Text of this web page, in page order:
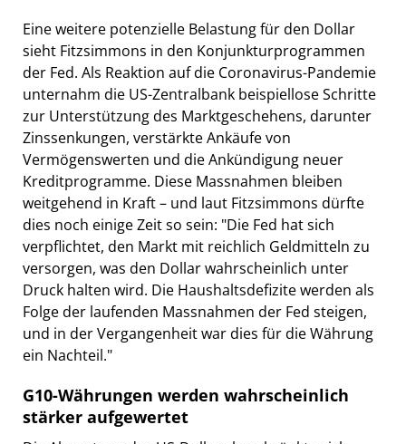
Eine weitere potenzielle Belastung für den Dollar
sieht Fitzsimmons in den Konjunkturprogrammen
der Fed. Als Reaktion auf die Coronavirus-Pandemie
unternahm die US-Zentralbank beispiellose Schritte
zur Unterstützung des Marktgeschehens, darunter
Zinssenkungen, verstärkte Ankäufe von
Vermögenswerten und die Ankündigung neuer
Kreditprogramme. Diese Massnahmen bleiben
weitgehend in Kraft – und laut Fitzsimmons dürfte
dies noch einige Zeit so sein: "Die Fed hat sich
verpflichtet, den Markt mit reichlich Geldmitteln zu
versorgen, was den Dollar wahrscheinlich unter
Druck halten wird. Die Haushaltsdefizite werden als
Folge der laufenden Massnahmen der Fed steigen,
und in der Vergangenheit war dies für die Währung
ein Nachteil."
G10-Währungen werden wahrscheinlich
stärker aufgewertet